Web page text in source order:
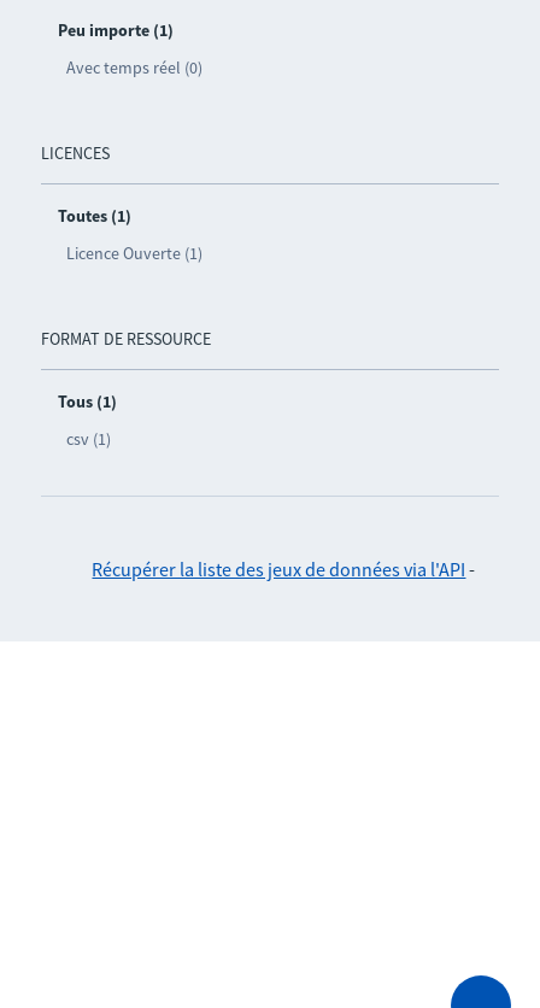
Peu importe (1)
Avec temps réel (0)
LICENCES
Toutes (1)
Licence Ouverte (1)
FORMAT DE RESSOURCE
Tous (1)
csv (1)
Récupérer la liste des jeux de données via l'API -